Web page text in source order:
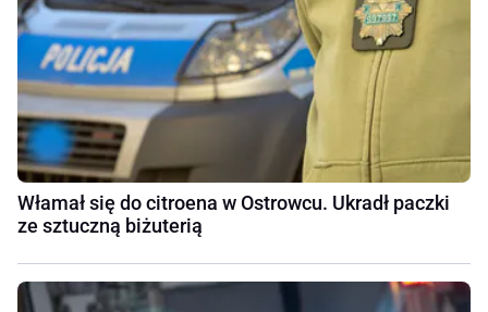
Włamał się do citroena w Ostrowcu. Ukradł paczki
ze sztuczną biżuterią